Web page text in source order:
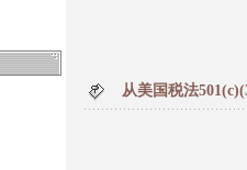
从美国税法